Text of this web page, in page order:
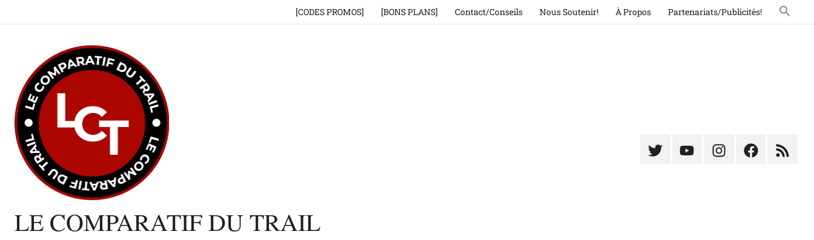
[CODES PROMOS] [BONS PLANS] Contact/Conseils Nous Soutenir! À Propos Partenariats/Publicités!
LE COMPARATIF DU TRAIL
ÉlémentÉlémentÉlémentÉlément